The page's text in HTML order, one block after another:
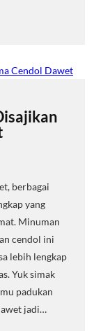
berbagai
yang
Minuman
cendol ini
lebih lengkap
Yuk simak
padukan
jadi…